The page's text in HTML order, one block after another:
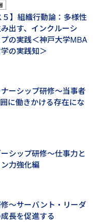
５】組織行動論：多様性
出す、インクルーシ
の実践＜神戸大学MBA
の実践知＞
ーシップ研修～当事者
に働きかける存在にな
シップ研修～仕事力と
力強化編
～サーバント・リーダ
長を促進する